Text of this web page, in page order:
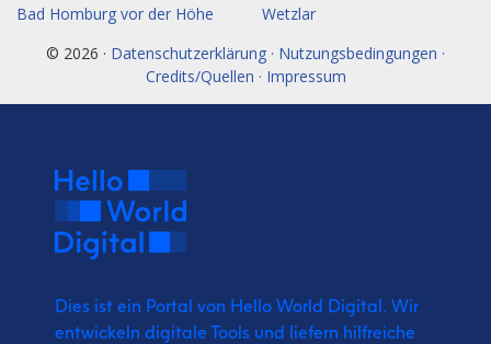
Bad Homburg vor der Höhe
Wetzlar
© 2026 · Datenschutzerklärung · Nutzungsbedingungen ·
Credits/Quellen · Impressum
Dies ist ein Portal von Hello World Digital. Wir
entwickeln digitale Tools und liefern hilfreiche